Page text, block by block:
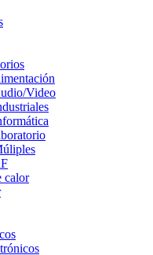
Video
calor